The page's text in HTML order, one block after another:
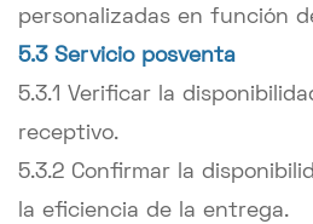
personalizadas en función
5.3 Servicio posventa
5.3.1 Verificar la
receptivo.
5.3.2 Confirmar la
la eficiencia de la entrega.